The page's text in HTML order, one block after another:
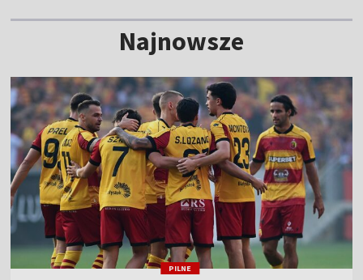
Najnowsze
PILNE